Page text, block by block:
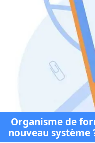
Organisme de
nouveau système